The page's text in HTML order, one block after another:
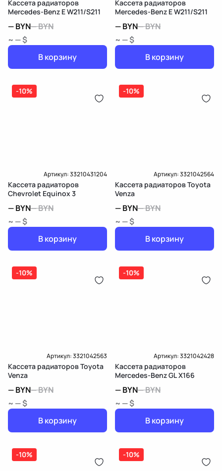
Кассета радиаторов
Mercedes-Benz E W211/S211
—BYN—BYN
~ — $
В корзину
Кассета радиаторов
Mercedes-Benz E W211/S211
—BYN—BYN
~ — $
В корзину
-10%
Артикул:33210431204
Кассета радиаторов
Chevrolet Equinox 3
—BYN—BYN
~ — $
В корзину
-10%
Артикул:3321042564
Кассета радиаторов Toyota
Venza
—BYN—BYN
~ — $
В корзину
-10%
Артикул:3321042563
Кассета радиаторов Toyota
Venza
—BYN—BYN
~ — $
В корзину
-10%
Артикул:3321042428
Кассета радиаторов
Mercedes-Benz GL X166
—BYN—BYN
~ — $
В корзину
-10% -10%